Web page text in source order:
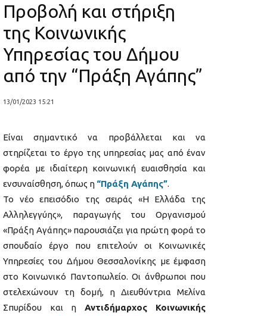
Προβολή και στήριξη
της Κοινωνικής
Υπηρεσίας του Δήμου
από την “Πράξη Αγάπης”
13/01/2023 15:21
Είναι σημαντικό να προβάλλεται και να
στηρίζεται το έργο της υπηρεσίας μας από έναν
φορέα με ιδιαίτερη κοινωνική ευαισθησία και
ενσυναίσθηση, όπως η “Πράξη Αγάπης”.
Το νέο επεισόδιο της σειράς «Η Ελλάδα της
Αλληλεγγύης», παραγωγής του Οργανισμού
«Πράξη Αγάπης» παρουσιάζει για πρώτη φορά το
σπουδαίο έργο που επιτελούν οι Κοινωνικές
Υπηρεσίες του Δήμου Θεσσαλονίκης με έμφαση
στο Κοινωνικό Παντοπωλείο. Οι άνθρωποι που
στελεχώνουν τη δομή, η Διευθύντρια Μελίνα
Σπυρίδου και η Αντιδήμαρχος Κοινωνικής